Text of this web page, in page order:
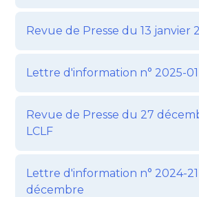
Revue de Presse du 13 janvier
Lettre d'information n° 2025-
Revue de Presse du 27
LCLF
Lettre d'information n° 2024-
décembre